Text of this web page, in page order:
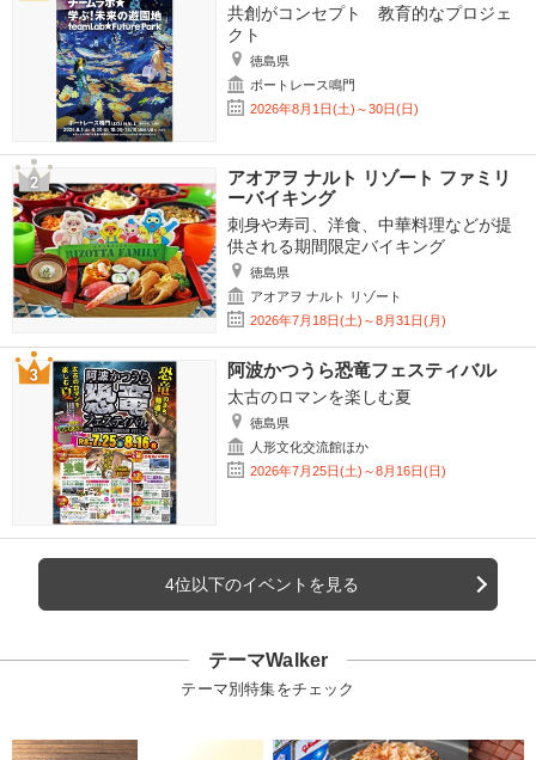
共創がコンセプト 教育的なプロジェ
クト
徳島県
ボートレース鳴門
2026年8月1日(土)～30日(日)
アオアヲ ナルト リゾート ファミリ
ーバイキング
刺身や寿司、洋食、中華料理などが提
供される期間限定バイキング
徳島県
アオアヲ ナルト リゾート
2026年7月18日(土)～8月31日(月)
阿波かつうら恐竜フェスティバル
太古のロマンを楽しむ夏
徳島県
人形文化交流館ほか
2026年7月25日(土)～8月16日(日)
4位以下のイベントを見る
テーマWalker
テーマ別特集をチェック